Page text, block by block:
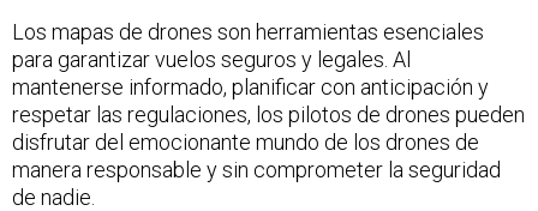
Los mapas de drones son herramientas esenciales
para garantizar vuelos seguros y legales. Al
mantenerse informado, planificar con anticipación y
respetar las regulaciones, los pilotos de drones pueden
disfrutar del emocionante mundo de los drones de
manera responsable y sin comprometer la seguridad
de nadie.